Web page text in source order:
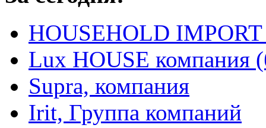
HOUSEHOLD
Lux HOUSE компания
Supra, компания
Irit, Группа компаний